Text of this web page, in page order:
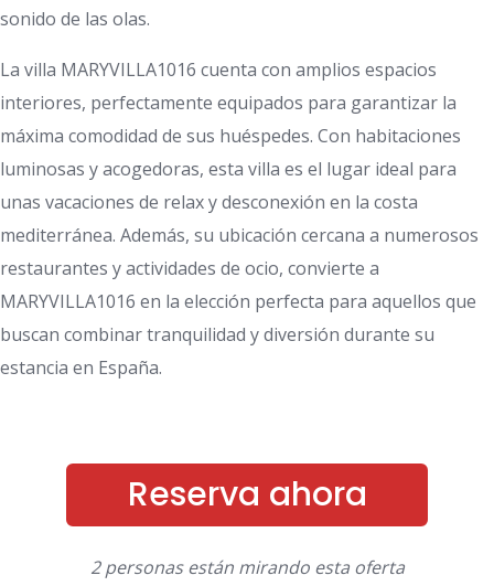
sonido de las olas.
La villa MARYVILLA1016 cuenta con amplios espacios
interiores, perfectamente equipados para garantizar la
máxima comodidad de sus huéspedes. Con habitaciones
luminosas y acogedoras, esta villa es el lugar ideal para
unas vacaciones de relax y desconexión en la costa
mediterránea. Además, su ubicación cercana a numerosos
restaurantes y actividades de ocio, convierte a
MARYVILLA1016 en la elección perfecta para aquellos que
buscan combinar tranquilidad y diversión durante su
estancia en España.
Reserva ahora
2 personas están mirando esta oferta